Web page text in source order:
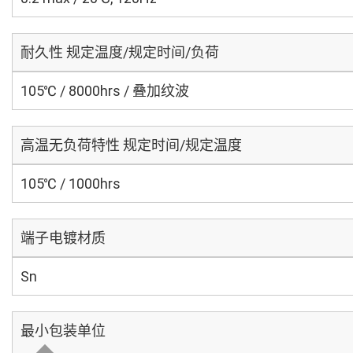
耐久性 规定温度/规定时间/负荷
105℃ / 8000hrs / 叠加纹波
高温无负荷特性 规定时间/规定温度
105℃ / 1000hrs
端子电镀材质
Sn
最小包装单位